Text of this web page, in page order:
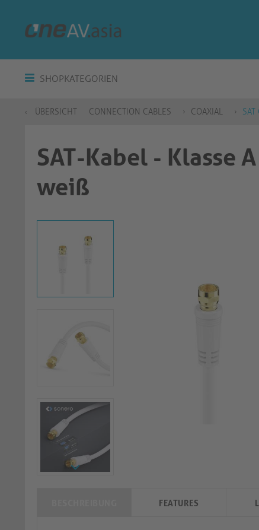
SHOPKATEGORIEN
ÜBERSICHT CONNECTION CABLES COAXIAL SAT
SAT-Kabel - Klasse
weiß​​​​​​​
FEATURES